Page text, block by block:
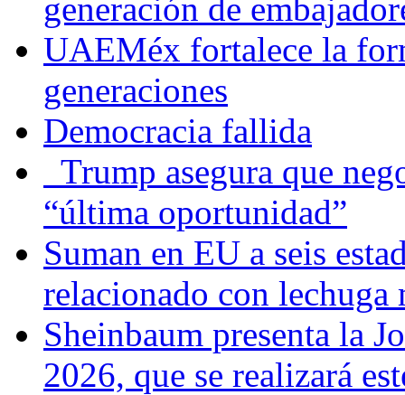
generación de
UAEMéx fortalece la
generaciones
Democracia fallida
Trump asegura que
“última oportunidad”
Suman en EU a seis
relacionado con lechuga
Sheinbaum presenta la
2026, que se realizará